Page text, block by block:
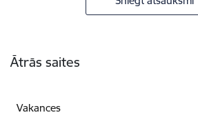
Ātrās saites
Vakances